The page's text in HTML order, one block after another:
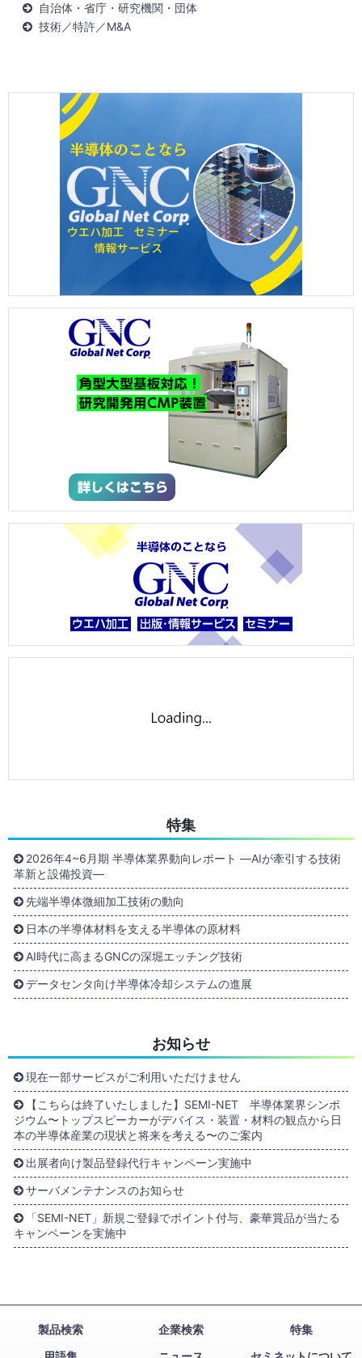
自治体・省庁・研究機関・団体
技術／特許／M&A
特集
2026年4~6月期 半導体業界動向レポート ―AIが牽引する技術
革新と設備投資―
先端半導体微細加工技術の動向
日本の半導体材料を支える半導体の原材料
AI時代に高まるGNCの深堀エッチング技術
データセンタ向け半導体冷却システムの進展
お知らせ
現在一部サービスがご利用いただけません
【こちらは終了いたしました】SEMI-NET 半導体業界シンポ
ジウム〜トップスピーカーがデバイス・装置・材料の観点から日
本の半導体産業の現状と将来を考える〜のご案内
出展者向け製品登録代行キャンペーン実施中
サーバメンテナンスのお知らせ
「SEMI-NET」新規ご登録でポイント付与、豪華賞品が当たる
キャンペーンを実施中
製品検索 企業検索
特集